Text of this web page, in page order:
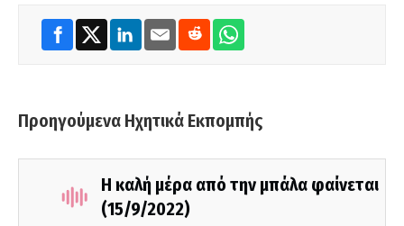
Προηγούμενα Ηχητικά Εκπομπής
Η καλή μέρα από την μπάλα φαίνεται
(15/9/2022)